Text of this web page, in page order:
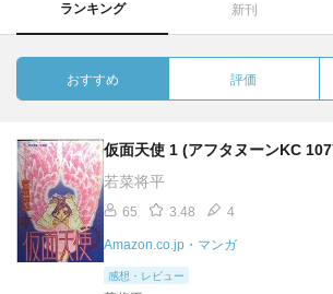
ランキング 新刊
おすすめ 評価
仮面天使 1 (アフタヌーンKC
若菜将平
65 3.48 4
Amazon.co.jp・マンガ
感想・レビュー